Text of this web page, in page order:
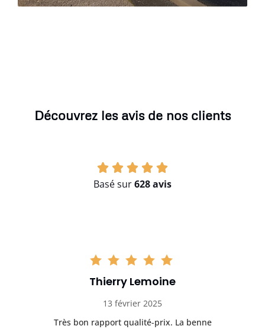
Découvrez les avis de nos clients
Basé sur628 avis
Thierry Lemoine
13 février 2025
Très bon rapport qualité-prix. La benne